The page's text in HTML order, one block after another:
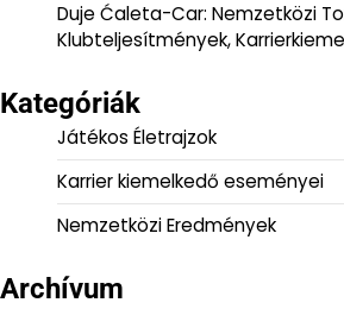
Duje Ćaleta-Car: Nemzetközi
Klubteljesítmények,
Kategóriák
Játékos Életrajzok
Karrier kiemelkedő eseményei
Nemzetközi Eredmények
Archívum